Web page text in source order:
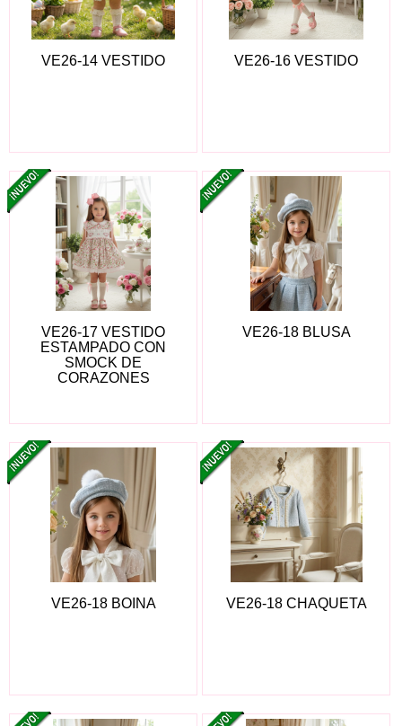
VE26-14 VESTIDO VE26-16 VESTIDO
VE26-17 VESTIDO
ESTAMPADO CON
SMOCK DE
CORAZONES
VE26-18 BLUSA
VE26-18 BOINA VE26-18 CHAQUETA